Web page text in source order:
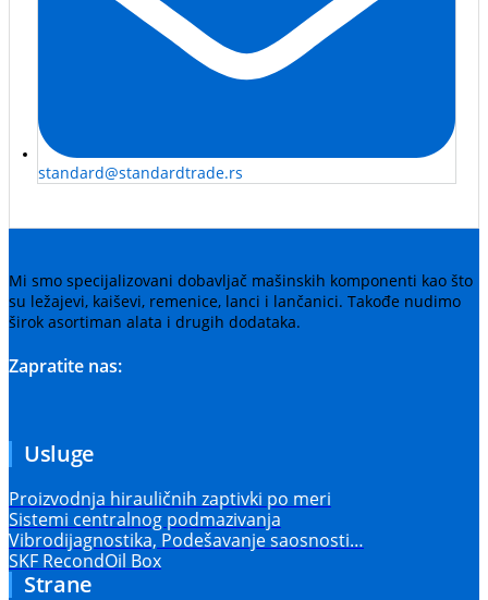
standard@standardtrade.rs
Mi smo specijalizovani dobavljač mašinskih komponenti kao što
su ležajevi, kaiševi, remenice, lanci i lančanici. Takođe nudimo
širok asortiman alata i drugih dodataka.
Zapratite nas:
Usluge
Proizvodnja hirauličnih zaptivki po meri
Sistemi centralnog podmazivanja
Vibrodijagnostika, Podešavanje saosnosti…
SKF RecondOil Box
Strane